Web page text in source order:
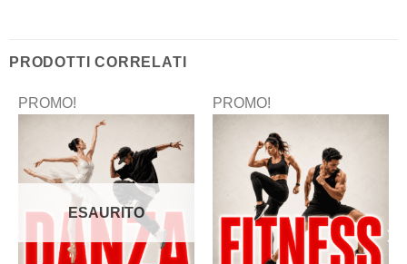
PRODOTTI CORRELATI
PROMO!
ESAURITO
PROMO!